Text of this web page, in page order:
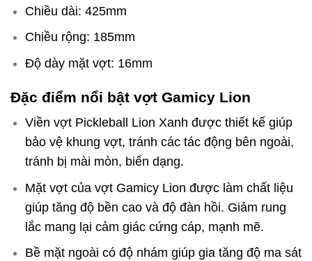
Chiều dài: 425mm
Chiều rộng: 185mm
Độ dày mặt vợt: 16mm
Đặc điểm nổi bật vợt Gamicy Lion
Viền vợt Pickleball Lion Xanh được thiết kế giúp
bảo vệ khung vợt, tránh các tác động bên ngoài,
tránh bị mài mòn, biến dạng.
Mặt vợt của vợt Gamicy Lion được làm chất liệu
giúp tăng độ bền cao và độ đàn hồi. Giảm rung
lắc mang lại cảm giác cứng cáp, mạnh mẽ.
Bề mặt ngoài có độ nhám giúp gia tăng độ ma sát